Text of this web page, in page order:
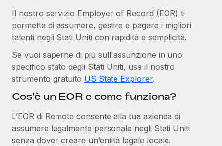
Il nostro servizio Employer of Record (EOR) ti
permette di assumere, gestire e pagare i migliori
talenti negli Stati Uniti con rapidità e semplicità.
Se vuoi saperne di più sull'assunzione in uno
specifico stato degli Stati Uniti, usa il nostro
strumento gratuito US State Explorer.
Cos'è un EOR e come funziona?
L’EOR di Remote consente alla tua azienda di
assumere legalmente personale negli Stati Uniti
senza dover creare un’entità legale locale.